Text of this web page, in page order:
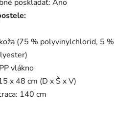
poskladať: Áno
(75 % polyvinylchlorid, 5 %
vlákno
x 48 cm (D x Š x V)
140 cm